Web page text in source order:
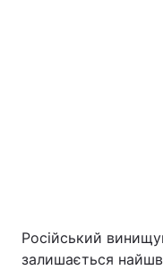
Російський
залишається